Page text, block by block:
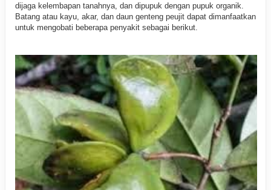
dijaga kelembapan tanahnya, dan dipupuk dengan pupuk organik.
Batang atau kayu, akar, dan daun genteng peujit dapat dimanfaatkan
untuk mengobati beberapa penyakit sebagai berikut.